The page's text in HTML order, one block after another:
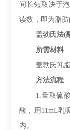
间长短取决于
读数，即为脂肪
盖勃 氏法(
所需材料
盖勃氏乳
方法流程
1.量取硫酸
酸，用11mL乳
内。